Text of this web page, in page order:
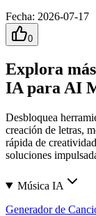
Fecha: 2026-07-17
0
Explora
IA para AI
Desbloquea
creación de letras,
rápida de
soluciones
Música IA
Generador de